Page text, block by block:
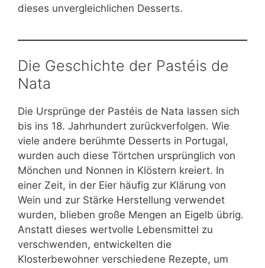
dieses unvergleichlichen Desserts.
Die Geschichte der Pastéis de
Nata
Die Ursprünge der Pastéis de Nata lassen sich
bis ins 18. Jahrhundert zurückverfolgen. Wie
viele andere berühmte Desserts in Portugal,
wurden auch diese Törtchen ursprünglich von
Mönchen und Nonnen in Klöstern kreiert. In
einer Zeit, in der Eier häufig zur Klärung von
Wein und zur Stärke Herstellung verwendet
wurden, blieben große Mengen an Eigelb übrig.
Anstatt dieses wertvolle Lebensmittel zu
verschwenden, entwickelten die
Klosterbewohner verschiedene Rezepte, um